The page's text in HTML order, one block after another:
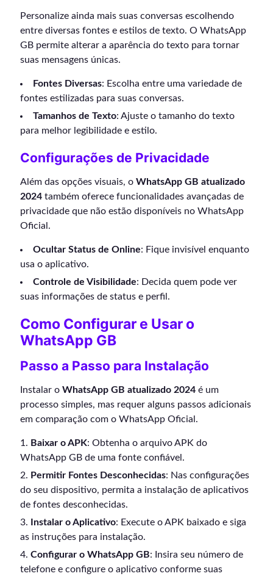
Personalize ainda mais suas conversas escolhendo
entre diversas fontes e estilos de texto. O WhatsApp
GB permite alterar a aparência do texto para tornar
suas mensagens únicas.
Fontes Diversas: Escolha entre uma variedade de
fontes estilizadas para suas conversas.
Tamanhos de Texto: Ajuste o tamanho do texto
para melhor legibilidade e estilo.
Configurações de Privacidade
Além das opções visuais, o WhatsApp GB atualizado
2024 também oferece funcionalidades avançadas de
privacidade que não estão disponíveis no WhatsApp
Oficial.
Ocultar Status de Online: Fique invisível enquanto
usa o aplicativo.
Controle de Visibilidade: Decida quem pode ver
suas informações de status e perfil.
Como Configurar e Usar o
WhatsApp GB
Passo a Passo para Instalação
Instalar o WhatsApp GB atualizado 2024 é um
processo simples, mas requer alguns passos adicionais
em comparação com o WhatsApp Oficial.
Baixar o APK: Obtenha o arquivo APK do
WhatsApp GB de uma fonte confiável.
Permitir Fontes Desconhecidas: Nas configurações
do seu dispositivo, permita a instalação de aplicativos
de fontes desconhecidas.
Instalar o Aplicativo: Execute o APK baixado e siga
as instruções para instalação.
Configurar o WhatsApp GB: Insira seu número de
telefone e configure o aplicativo conforme suas